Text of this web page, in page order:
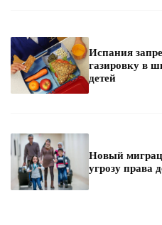
Испания
газировку в
детей
Новый
угрозу права